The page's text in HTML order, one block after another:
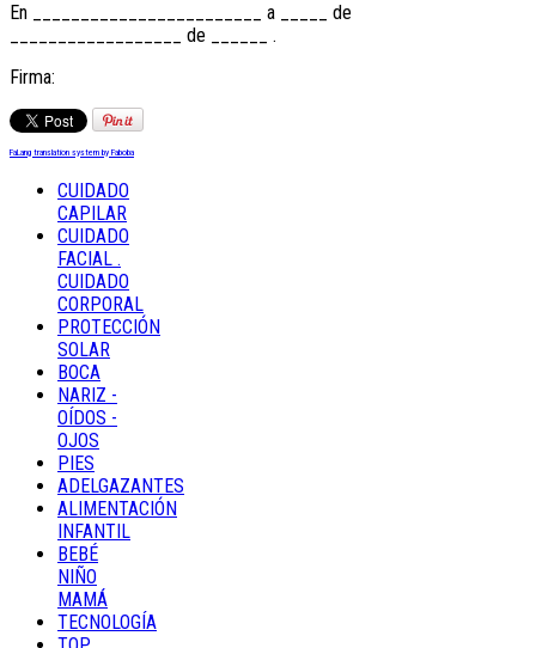
En ________________________ a _____ de
__________________ de ______ .
Firma:
FaLang translation system by Faboba
CUIDADO
CAPILAR
CUIDADO
FACIAL .
CUIDADO
CORPORAL
PROTECCIÓN
SOLAR
BOCA
NARIZ -
OÍDOS -
OJOS
PIES
ADELGAZANTES
ALIMENTACIÓN
INFANTIL
BEBÉ
NIÑO
MAMÁ
TECNOLOGÍA